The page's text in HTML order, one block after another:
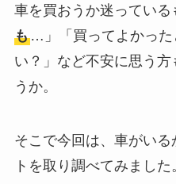
車を買おうか迷っている
も…」「買ってよかった
い？」など不安に思う方
うか。
そこで今回は、車がい
トを取り調べてみました